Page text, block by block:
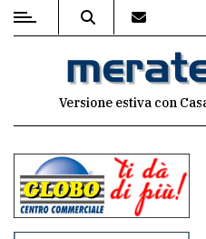
MENU
commenti
Contenuti
Versione estiva con